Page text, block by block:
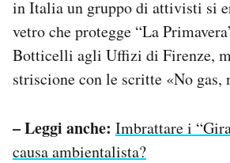
in Italia un gruppo di attivisti si
vetro che protegge “La
Botticelli agli Uffizi di Firenze,
striscione con le scritte «No gas,
– Leggi anche: Imbrattare i
causa ambientalista?